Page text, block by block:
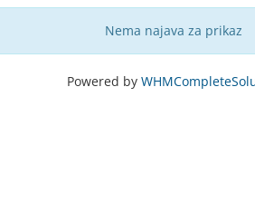
Nema najava za prikaz
Powered by